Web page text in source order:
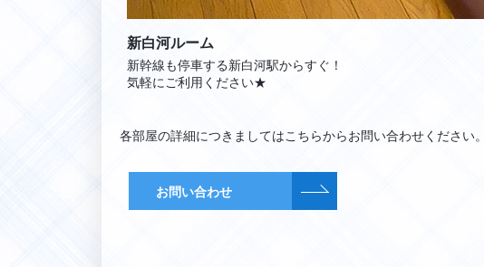
新白河ルーム
新幹線も停車する新白河駅からすぐ！
気軽にご利用ください★
各部屋の詳細につきましてはこちらからお問い合わせください。
お問い合わせ